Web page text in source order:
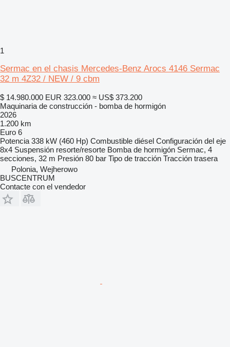
1
Sermac en el chasis Mercedes-Benz Arocs 4146 Sermac
32 m 4Z32 / NEW / 9 cbm
$ 14.980.000 EUR 323.000 ≈ US$ 373.200
Maquinaria de construcción - bomba de hormigón
2026
1.200 km
Euro 6
Potencia 338 kW (460 Hp) Combustible diésel Configuración del eje
8x4 Suspensión resorte/resorte Bomba de hormigón Sermac, 4
secciones, 32 m Presión 80 bar Tipo de tracción Tracción trasera
Polonia, Wejherowo
BUSCENTRUM
Contacte con el vendedor